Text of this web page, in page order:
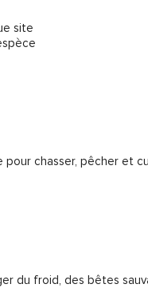
site
chasser, pêcher et
du froid, des bêtes